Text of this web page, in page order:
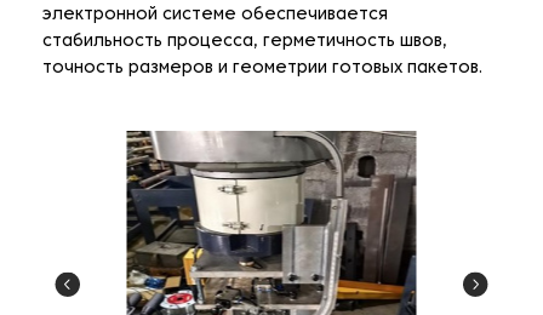
электронной системе обеспечивается
стабильность процесса, герметичность швов,
точность размеров и геометрии готовых пакетов.